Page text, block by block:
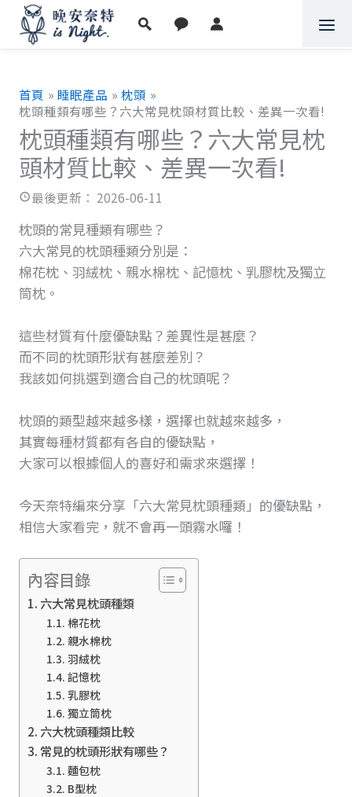
首頁 睡眠產品
枕頭
枕頭種類有哪些？六大常見枕頭材質比較、差異一次看!
枕頭種類有哪些？六大常見枕
頭材質比較、差異一次看!
2026-06-11
枕頭的常見種類有哪些？
六大常見的枕頭種類分別是：
棉花枕、羽絨枕、親水棉枕、記憶枕、乳膠枕及獨立
筒枕。
這些材質有什麼優缺點？差異性是甚麼？
而不同的枕頭形狀有甚麼差別？
我該如何挑選到適合自己的枕頭呢？
枕頭的類型越來越多樣，選擇也就越來越多，
其實每種材質都有各自的優缺點，
大家可以根據個人的喜好和需求來選擇！
今天奈特編來分享「六大常見枕頭種類」的優缺點，
相信大家看完，就不會再一頭霧水囉！
內容目錄
六大常見枕頭種類
棉花枕
親水棉枕
羽絨枕
記憶枕
乳膠枕
獨立筒枕
六大枕頭種類比較
常見的枕頭形狀有哪些？
麵包枕
B型枕